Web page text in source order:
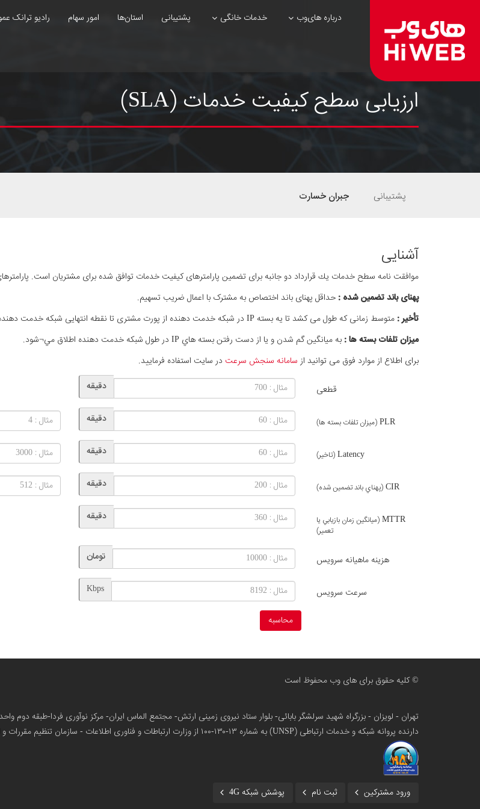
درباره های‌وب خدمات خانگی پشتیبانی استان‌ها امور سهام رادیو ترانک
ارزیابی سطح كيفيت خدمات (SLA)
پشتیبانی جبران خسارت
آشنایی
موافقت نامه سطح خدمات يك قرارداد دو جانبه برای تضمین پارامترهای کیفیت خدمات توافق شده برای مشتریان است.
پهنای باند تضمین شده : حداقل پهنای باند اختصاص به مشترک با اعمال ضریب تسهیم.
تأخیر : متوسط زمانی که طول می کشد تا یه بسته IP در شبکه خدمت دهنده از پورت مشتری تا نقطه انتهایی شبکه خدمت دهنده برسد.
ميزان تلفات بسته ها : به ميانگين گم شدن و يا از دست رفتن بسته هاي IP در طول شبكه خدمت دهنده اطلاق مي¬شود.
برای اطلاع از موارد فوق می توانید از سامانه سنجش سرعت در سایت استفاده فرمایید.
قطعی
دقیقه
PLR (ميزان تلفات بسته ها) دقیقه
Latency (تاخیر) دقیقه
CIR (پهناي باند تضمين شده) دقیقه
MTTR (ميانگين زمان بازيابي يا
تعمير)
دقیقه
هزینه ماهیانه سرویس تومان
سرعت سرویس Kbps
محاسبه
© کلیه حقوق برای های وب محفوظ است
تهران - لویزان - بزرگراه شهید سرلشگر بابائی- بلوار ستاد نیروی زمینی ارتش- مجتمع الماس ایران- مرکز نوآوری فردا-طبقه دوم واحد ۵
دارنده پروانه شبکه و خدمات ارتباطی (UNSP) به شماره ۱۳-۱۳۰-۱۰۰
از وزارت ارتباطات و فناوری اطلاعات - سازمان تنظیم مقررات و
ورود مشترکین ثبت نام پوشش شبکه 4G